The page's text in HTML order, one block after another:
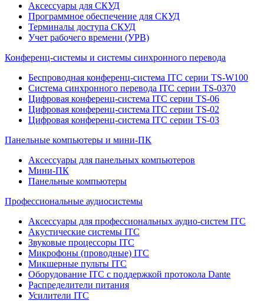
Аксессуары для СКУД
Программное обеспечение для СКУД
Терминалы доступа СКУД
Учет рабочего времени (УРВ)
Конференц-системы и системы синхронного перевода
Беспроводная конференц-система ITC серии TS-W100
Система синхронного перевода ITC серии TS-0370
Цифровая конференц-система ITC серии TS-06
Цифровая конференц-система ITC серии TS-02
Цифровая конференц-система ITC серии TS-03
Панельные компьютеры и мини-ПК
Аксессуары для панельных компьютеров
Мини-ПК
Панельные компьютеры
Профессиональные аудиосистемы
Аксессуары для профессиональных аудио-систем ITC
Акустические системы ITC
Звуковые процессоры ITC
Микрофоны (проводные) ITC
Микшерные пульты ITC
Оборудование ITC с поддержкой протокола Dante
Распределители питания
Усилители ITC